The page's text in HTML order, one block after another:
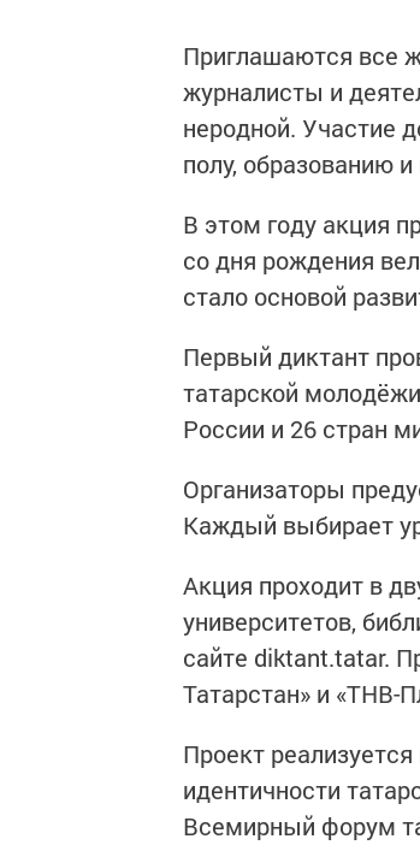
Приглашаются все
журналисты и
неродной. Участие
полу, образованию
В этом году акция
со дня рождения
стало основой
Первый диктант
татарской
России и 26 стран
Организаторы
Каждый выбирает
Акция проходит в
университетов,
сайте diktant.tatar.
Татарстан» и «ТНВ-
Проект
идентичности
Всемирный форум